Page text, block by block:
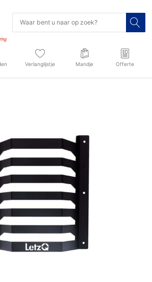
Verlanglijstje Mandje Offerte